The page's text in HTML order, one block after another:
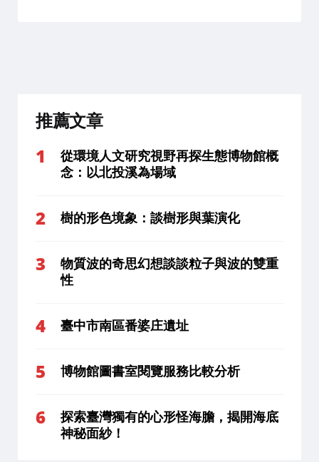
推薦文章
從環境人文研究視野再探生態博物館概
念：以北投溪為場域
樹的形色境象：談樹形與葉演化
物質波的奇思幻想談談粒子與波的雙重
性
臺中市南區番婆庄遺址
博物館圖書室閱覽服務比較分析
探索臺灣獨有的心形怪海膽，揭開海底
神秘面紗！